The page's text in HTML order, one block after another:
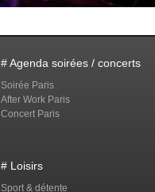
# Agenda soirées / concerts
Soirée Paris
After Work Paris
Concert Paris
# Loisirs
Sport & détente